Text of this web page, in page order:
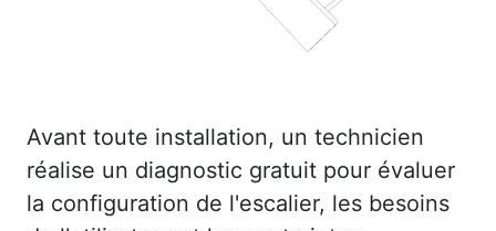
Avant toute installation, un technicien
réalise un diagnostic gratuit pour évaluer
la configuration de l'escalier, les besoins